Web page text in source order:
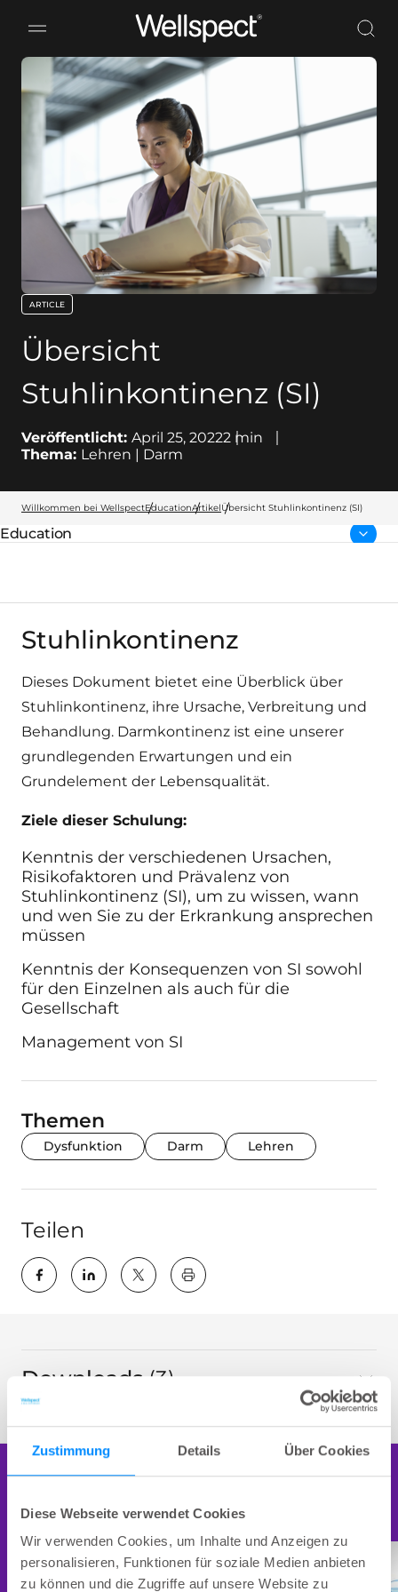
Zustimmung Details Über Cookies
Diese Webseite verwendet Cookies
Wir verwenden Cookies, um Inhalte und Anzeigen zu
personalisieren, Funktionen für soziale Medien anbieten
zu können und die Zugriffe auf unsere Website zu
Wellspect
Übersicht
Stuhlinkontinenz (SI)
key:global.content-type:
ARTICLE
Veröffentlicht: April 25, 20222 min
Thema: Lehren | Darm
Willkommen bei WellspectEducationArtikelÜbersicht Stuhlinkontinenz (SI)
übergeordnete Seite:
Education
Stuhlinkontinenz
Dieses Dokument bietet eine Überblick über
Stuhlinkontinenz, ihre Ursache, Verbreitung und
Behandlung. Darmkontinenz ist eine unserer
grundlegenden Erwartungen und ein
Grundelement der Lebensqualität.
Ziele dieser Schulung:
Kenntnis der verschiedenen Ursachen,
Risikofaktoren und Prävalenz von
Stuhlinkontinenz (SI), um zu wissen, wann
und wen Sie zu der Erkrankung ansprechen
müssen
Kenntnis der Konsequenzen von SI sowohl
für den Einzelnen als auch für die
Gesellschaft
Management von SI
Themen
Dysfunktion Darm Lehren
Teilen
key:global.print-this-page
Downloads 3gesamt